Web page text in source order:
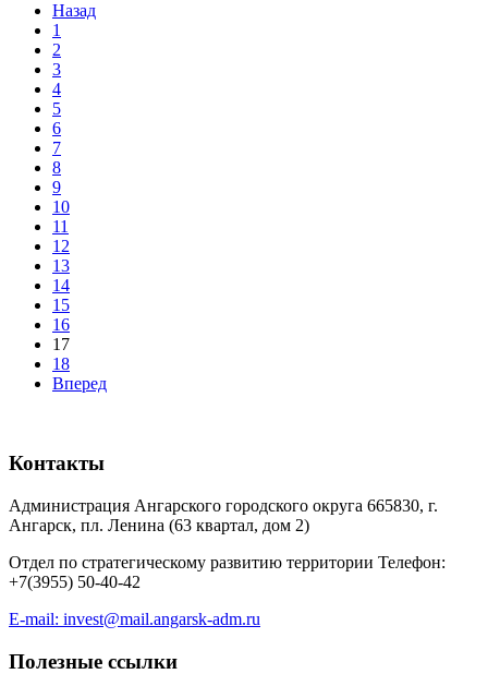
Назад
1
2
3
4
5
6
7
8
9
10
11
12
13
14
15
16
17
18
Вперед
Контакты
Администрация Ангарского городского округа 665830, г.
Ангарск, пл. Ленина (63 квартал, дом 2)
Отдел по стратегическому развитию территории Телефон:
+7(3955) 50-40-42
E-mail: invest@mail.angarsk-adm.ru
Полезные ссылки